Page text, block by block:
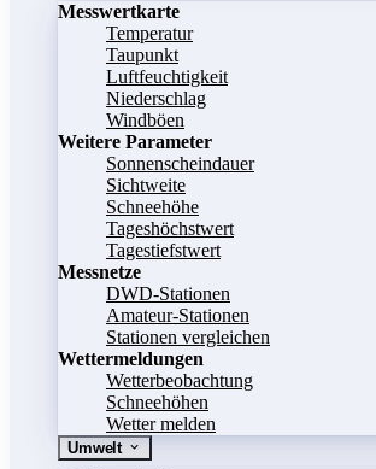
Messwertkarte
Temperatur
Taupunkt
Luftfeuchtigkeit
Niederschlag
Windböen
Weitere Parameter
Sonnenscheindauer
Sichtweite
Schneehöhe
Tageshöchstwert
Tagestiefstwert
Messnetze
DWD-Stationen
Amateur-Stationen
Stationen vergleichen
Wettermeldungen
Wetterbeobachtung
Schneehöhen
Wetter melden
Umwelt